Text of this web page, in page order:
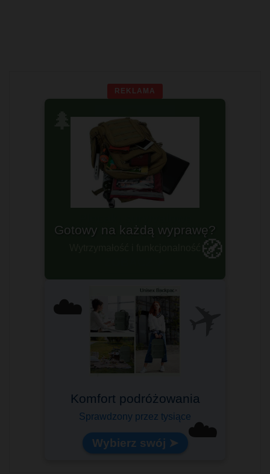
REKLAMA
🌲
🧭
Gotowy na każdą wyprawę?
☁️
☁️
Idealny na pokład samolotu!
Komfort podróżowania
Sprawdzony przez tysiące
Wybierz swój ➤